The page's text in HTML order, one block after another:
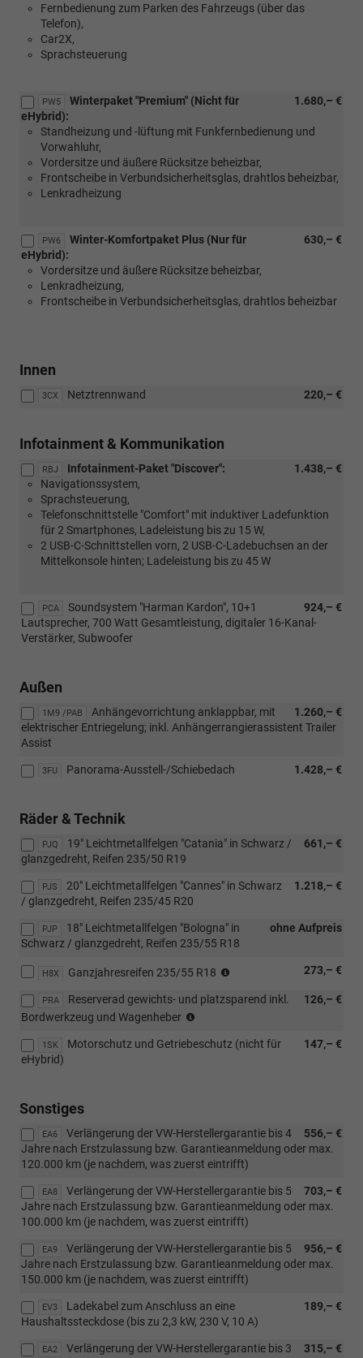
Fernbedienung zum Parken des Fahrzeugs (über das
Telefon),
Car2X,
Sprachsteuerung
PW5 1.680,– €
Winterpaket "Premium" (Nicht für
eHybrid):
Standheizung und -lüftung mit Funkfernbedienung und
Vorwahluhr,
Vordersitze und äußere Rücksitze beheizbar,
Frontscheibe in Verbundsicherheitsglas, drahtlos beheizbar,
Lenkradheizung
PW6 630,– €
Winter-Komfortpaket Plus (Nur für
eHybrid):
Vordersitze und äußere Rücksitze beheizbar,
Lenkradheizung,
Frontscheibe in Verbundsicherheitsglas, drahtlos beheizbar
Innen
3CX 220,– €
Netztrennwand
Infotainment & Kommunikation
RBJ 1.438,– €
Infotainment-Paket "Discover":
Navigationssystem,
Sprachsteuerung,
Telefonschnittstelle "Comfort" mit induktiver Ladefunktion
für 2 Smartphones, Ladeleistung bis zu 15 W,
2 USB-C-Schnittstellen vorn, 2 USB-C-Ladebuchsen an der
Mittelkonsole hinten; Ladeleistung bis zu 45 W
PCA 924,– €
Soundsystem "Harman Kardon", 10+1
Lautsprecher, 700 Watt Gesamtleistung, digitaler 16-Kanal-
Verstärker, Subwoofer
Außen
1M9 /PAB 1.260,– €
Anhängevorrichtung anklappbar, mit
elektrischer Entriegelung; inkl. Anhängerrangierassistent Trailer
Assist
3FU 1.428,– €
Panorama-Ausstell-/Schiebedach
Räder & Technik
PJQ 661,– €
19" Leichtmetallfelgen "Catania" in Schwarz /
glanzgedreht, Reifen 235/50 R19
PJS 1.218,– €
20" Leichtmetallfelgen "Cannes" in Schwarz
/ glanzgedreht, Reifen 235/45 R20
PJP ohne Aufpreis
18" Leichtmetallfelgen "Bologna" in
Schwarz / glanzgedreht, Reifen 235/55 R18
H8X 273,– €
Ganzjahresreifen 235/55 R18
Verbindung
18"
"Catania",
[PJS]
20"
Leichtmetallfelgen
"Cannes"
oder
[PJU]
20"
Leichtmetallfelgen
"York")
PRA 126,– €
Reserverad gewichts- und platzsparend inkl.
Bordwerkzeug und Wagenheber
eHybrid)
1SK 147,– €
Motorschutz und Getriebeschutz (nicht für
eHybrid)
Sonstiges
EA6 556,– €
Verlängerung der VW-Herstellergarantie bis 4
Jahre nach Erstzulassung bzw. Garantieanmeldung oder max.
120.000 km (je nachdem, was zuerst eintrifft)
EA8 703,– €
Verlängerung der VW-Herstellergarantie bis 5
Jahre nach Erstzulassung bzw. Garantieanmeldung oder max.
100.000 km (je nachdem, was zuerst eintrifft)
EA9 956,– €
Verlängerung der VW-Herstellergarantie bis 5
Jahre nach Erstzulassung bzw. Garantieanmeldung oder max.
150.000 km (je nachdem, was zuerst eintrifft)
EV3 189,– €
Ladekabel zum Anschluss an eine
Haushaltssteckdose (bis zu 2,3 kW, 230 V, 10 A)
EA2 315,– €
Verlängerung der VW-Herstellergarantie bis 3